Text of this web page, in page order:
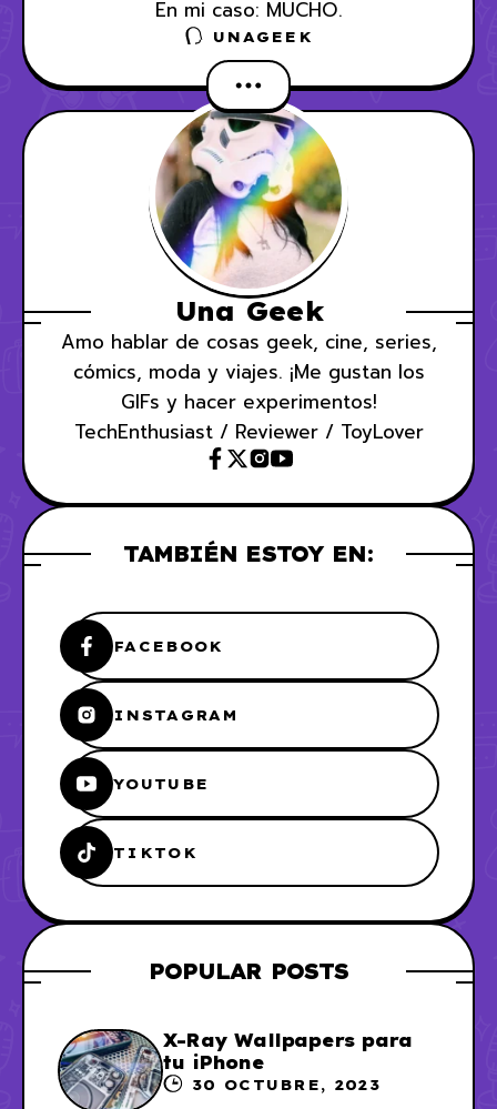
En mi caso: MUCHO.
UNAGEEK
Una Geek
Amo hablar de cosas geek, cine, series,
cómics, moda y viajes. ¡Me gustan los
GIFs y hacer experimentos!
TechEnthusiast / Reviewer / ToyLover
TAMBIÉN ESTOY EN:
FACEBOOK
INSTAGRAM
YOUTUBE
TIKTOK
POPULAR POSTS
X-Ray Wallpapers para
tu iPhone
30 OCTUBRE, 2023